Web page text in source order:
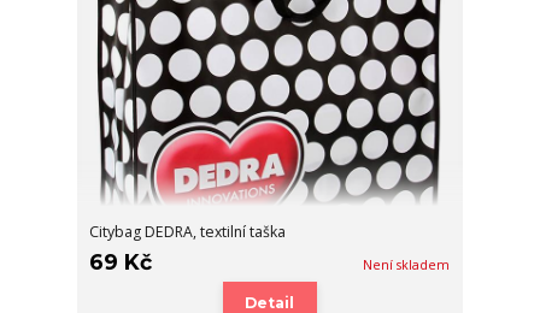
Citybag DEDRA, textilní taška
69 Kč Není skladem
Detail